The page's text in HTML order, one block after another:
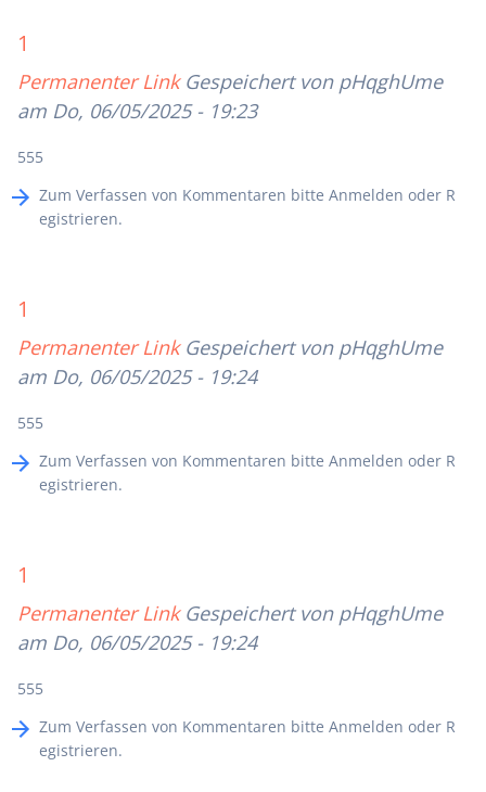
1
Permanenter Link Gespeichert von pHqghUme
am Do, 06/05/2025 - 19:23
555
Zum Verfassen von Kommentaren bitte Anmelden oder R
egistrieren.
1
Permanenter Link Gespeichert von pHqghUme
am Do, 06/05/2025 - 19:24
555
Zum Verfassen von Kommentaren bitte Anmelden oder R
egistrieren.
1
Permanenter Link Gespeichert von pHqghUme
am Do, 06/05/2025 - 19:24
555
Zum Verfassen von Kommentaren bitte Anmelden oder R
egistrieren.